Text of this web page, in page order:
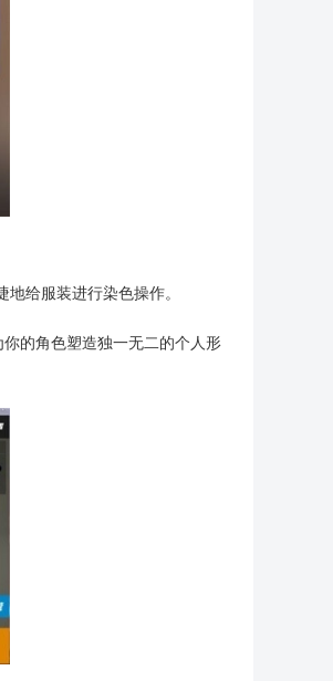
给服装进行染色操作。
的角色塑造独一无二的个人形